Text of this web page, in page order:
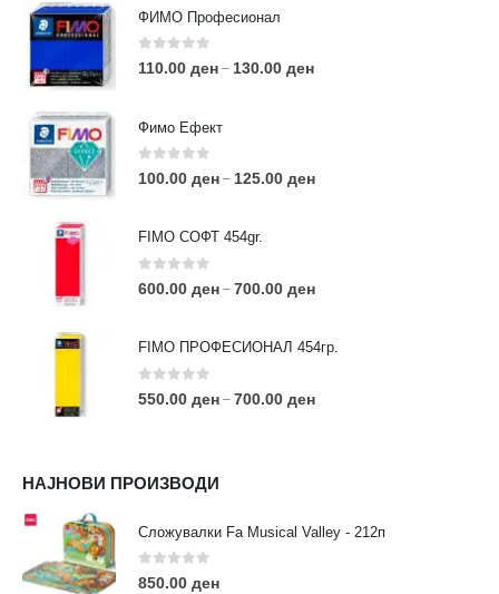
ФИМО Професионал
0out of 5
110.00 ден – 130.00 ден
Фимо Ефект
0 out of 5
100.00 ден – 125.00 ден
FIMO СОФТ 454gr.
0out of 5
600.00 ден – 700.00 ден
FIMO ПРОФЕСИОНАЛ 454гр.
0out of 5
550.00 ден – 700.00 ден
НАЈНОВИ ПРОИЗВОДИ
Сложувалки Fa Musical Valley - 212п
0out of 5
850.00 ден
АДРЕСА:
ул. 3та Македонска Бригада бр.46
ТЕЛЕФОН:
0038977640534